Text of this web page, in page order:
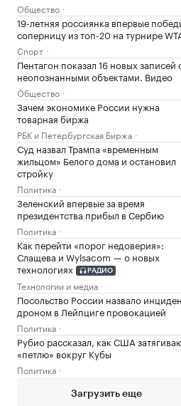
Общество
19-летняя россиянка впервые
соперницу из топ-20 на турнире
Спорт
Пентагон показал 16 новых записей
неопознанными объектами. Видео
Общество
Зачем экономике России нужна
товарная биржа
РБК и Петербургская Биржа
Суд назвал Трампа «временным
жильцом» Белого дома и остановил
стройку
Политика
Зеленский впервые за время
президентства прибыл в Сербию
Политика
Как перейти «порог недоверия»:
Слащева и Wylsacom — о новых
технологиях
РАДИО
Технологии и медиа
Посольство России назвало
дроном в Лейпциге провокацией
Политика
Рубио рассказал, как США
«петлю» вокруг Кубы
Политика
Загрузить еще